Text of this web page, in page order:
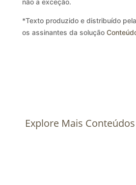
não a exceção.
*Texto produzido e distribuído pela
os assinantes da solução
Explore Mais